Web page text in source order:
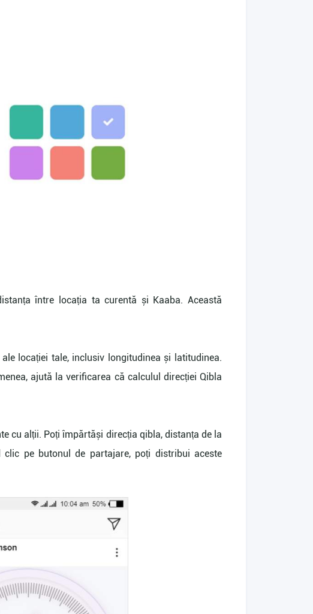
între locația ta curentă și Kaaba. Această
locației tale, inclusiv longitudinea și latitudinea.
ajută la verificarea că calculul direcției Qibla
cu alții. Poți împărtăși direcția qibla, distanța de la
pe butonul de partajare, poți distribui aceste